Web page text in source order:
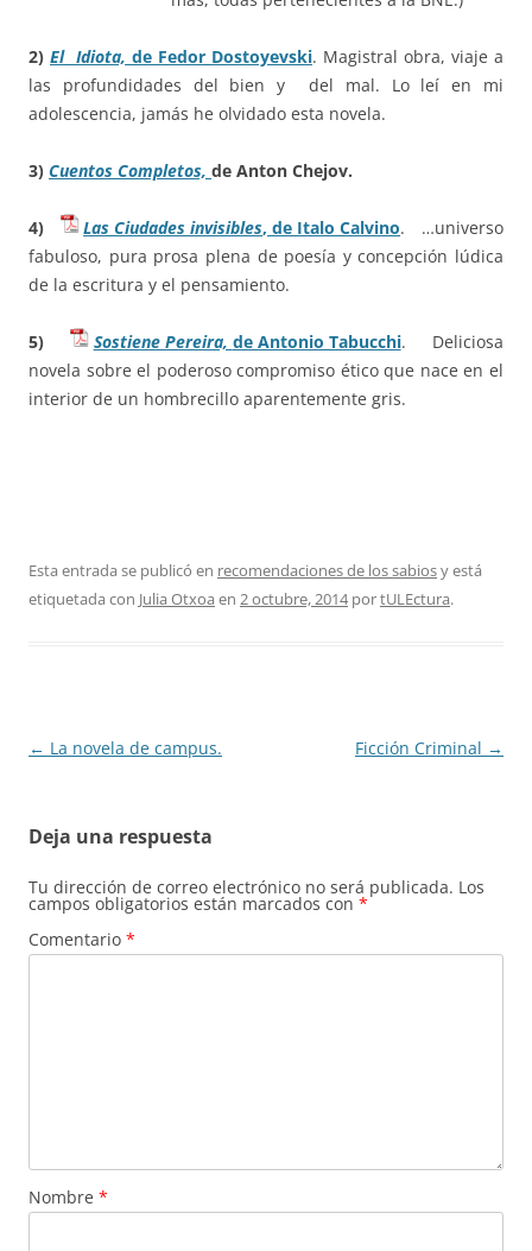
2) El Idiota, de Fedor Dostoyevski. Magistral obra, viaje a
las profundidades del bien y del mal. Lo leí en mi
adolescencia, jamás he olvidado esta novela.
3) Cuentos Completos, de Anton Chejov.
4) Las Ciudades invisibles, de Italo Calvino. …universo
fabuloso, pura prosa plena de poesía y concepción lúdica
de la escritura y el pensamiento.
5) Sostiene Pereira, de Antonio Tabucchi. Deliciosa
novela sobre el poderoso compromiso ético que nace en el
interior de un hombrecillo aparentemente gris.
Esta entrada se publicó en recomendaciones de los sabiosy está
etiquetada con Julia Otxoa en 2 octubre, 2014portULEctura.
Navegación
← La novela de campus. Ficción Criminal →
Deja una respuesta
Tu dirección de correo electrónico no será publicada. Los
campos obligatorios están marcados con *
Comentario *
Nombre *